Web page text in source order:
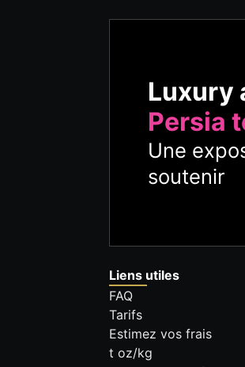
Luxury
Persia
Une
soutenir
Liens utiles
FAQ
Tarifs
Estimez vos frais
t oz/kg